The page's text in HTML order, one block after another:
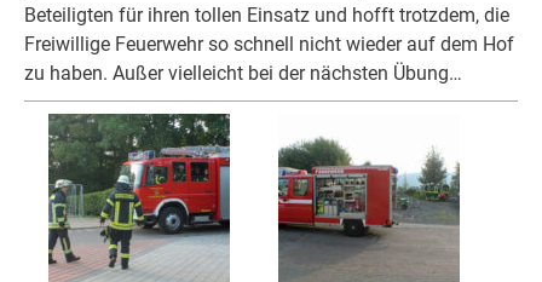
Beteiligten für ihren tollen Einsatz und hofft trotzdem, die
Freiwillige Feuerwehr so schnell nicht wieder auf dem Hof
zu haben. Außer vielleicht bei der nächsten Übung…